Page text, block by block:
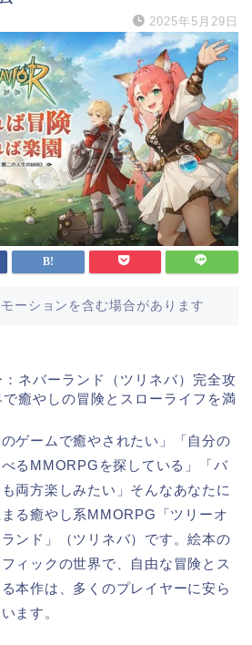
2025年5月29日
ーションを含む場合があります
ネバーランド（ツリネバ）完全攻
癒やしの冒険とスローライフを満
のゲームで癒やされたい」「自分の
るMMORPGを探している」「バ
両方楽しみたい」そんなあなたに
る癒やし系MMORPG「ツリーオ
ンド」（ツリネバ）です。絵本の
ィックの世界で、自由な冒険とス
本作は、多くのプレイヤーに安ら
ます。